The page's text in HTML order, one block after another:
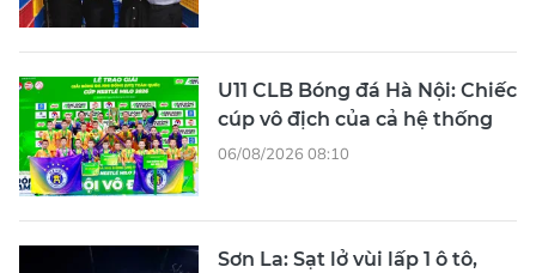
U11 CLB Bóng đá Hà Nội: Chiếc
cúp vô địch của cả hệ thống
06/08/2026 08:10
Sơn La: Sạt lở vùi lấp 1 ô tô,